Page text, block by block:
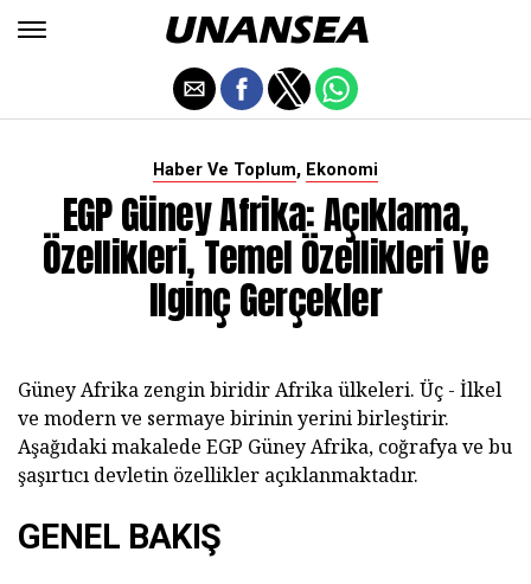
Haber Ve Toplum, Ekonomi
EGP Güney Afrika: Açıklama,
Özellikleri, Temel Özellikleri Ve
Ilginç Gerçekler
Güney Afrika zengin biridir Afrika ülkeleri. Üç - İlkel
ve modern ve sermaye birinin yerini birleştirir.
Aşağıdaki makalede EGP Güney Afrika, coğrafya ve bu
şaşırtıcı devletin özellikler açıklanmaktadır.
GENEL BAKIŞ